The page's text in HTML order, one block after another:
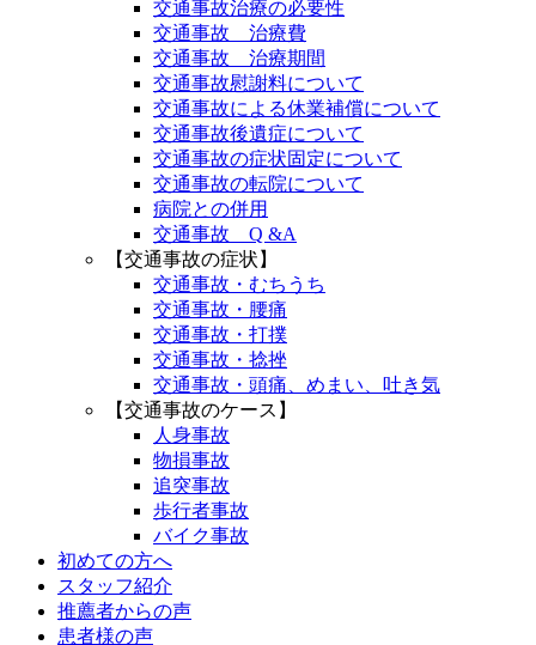
交通事故治療の必要性
交通事故 治療費
交通事故 治療期間
交通事故慰謝料について
交通事故による休業補償について
交通事故後遺症について
交通事故の症状固定について
交通事故の転院について
病院との併用
交通事故 Q &A
【交通事故の症状】
交通事故・むちうち
交通事故・腰痛
交通事故・打撲
交通事故・捻挫
交通事故・頭痛、めまい、吐き気
【交通事故のケース】
人身事故
物損事故
追突事故
歩行者事故
バイク事故
初めての方へ
スタッフ紹介
推薦者からの声
患者様の声